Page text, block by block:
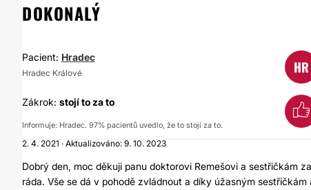
DOKONALÝ
Pacient: Hradec
Hradec Králové HR
Zákrok: stojí to za to
Informuje: Hradec. 97% pacientů uvedlo, že to stojí za to.
2. 4. 2021 · Aktualizováno: 9. 10. 2023
Dobrý den, moc děkuji panu doktorovi Remešovi a sestřičkám
ráda. Vše se dá v pohodě zvládnout a díky úžasným